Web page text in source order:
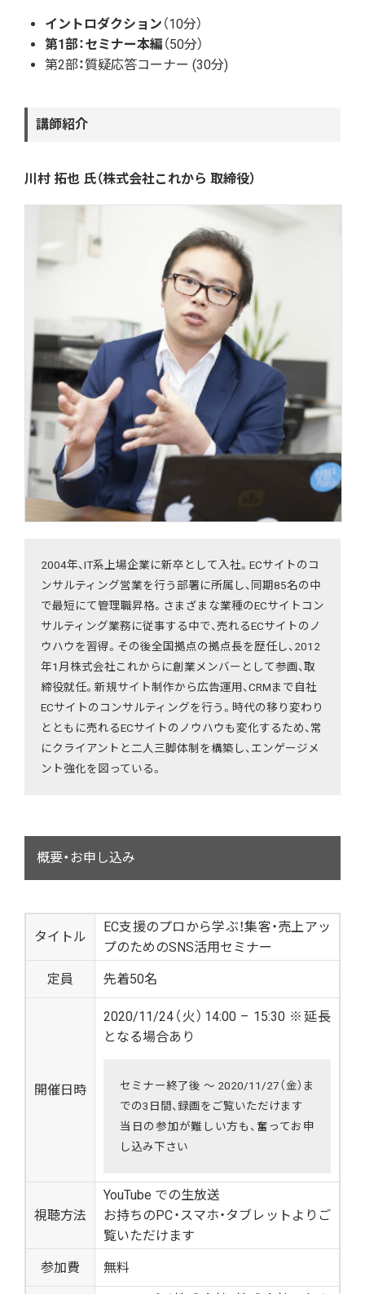
イントロダクション （10分）
第1部：セミナー本編 （50分）
第2部：質疑応答コーナー (30分)
講師紹介
川村 拓也 氏（株式会社これから 取締役）
2004年、IT系上場企業に新卒として入社。ECサイトのコ
ンサルティング営業を行う部署に所属し、同期85名の中
で最短にて管理職昇格。さまざまな業種のECサイトコン
サルティング業務に従事する中で、売れるECサイトのノ
ウハウを習得。その後全国拠点の拠点長を歴任し、2012
年1月株式会社これからに創業メンバーとして参画、取
締役就任。新規サイト制作から広告運用、CRMまで自社
ECサイトのコンサルティングを行う。時代の移り変わり
とともに売れるECサイトのノウハウも変化するため、常
にクライアントと二人三脚体制を構築し、エンゲージメ
ント強化を図っている。
概要・お申し込み
タイトル
EC支援のプロから学ぶ！集客・売上アッ
プのためのSNS活用セミナー
定員 先着50名
開催日時
2020/11/24（火）14:00 – 15:30 ※延長
となる場合あり
セミナー終了後 〜 2020/11/27（金）ま
での3日間、録画をご覧いただけます
当日の参加が難しい方も、奮ってお申
し込み下さい
視聴方法
YouTube での生放送
お持ちのPC・スマホ・タブレットよりご
覧いただけます
参加費 無料